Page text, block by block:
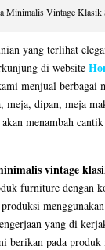
Minimalis Vintage
yang terlihat
di website
menjual berbagai
meja, dipan, meja
menambah
vintage
furniture dengan
menggunakan
yang di
berikan pada produk